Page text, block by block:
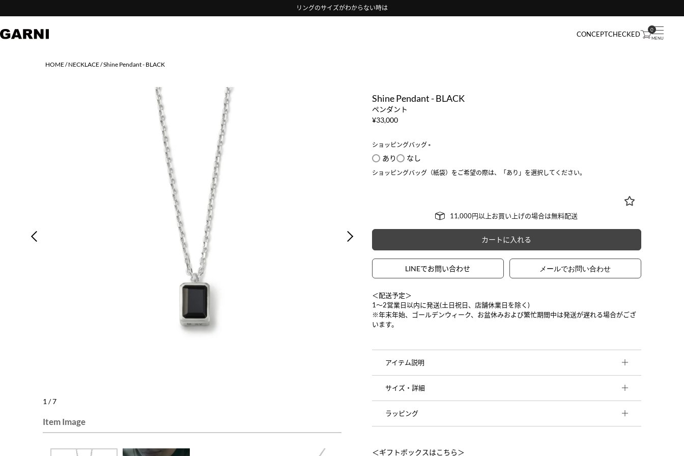
リングのサイズがわからない時は
CONCEPTCHECKED
0
HOME NECKLACE Shine Pendant - BLACK
PREV
NEXT
1 /7
Item Image
Shine Pendant - BLACK
ペンダント
¥33,000
ショッピングバッグ
須
あり なし
ショッピングバッグ（紙袋）をご希望の際は、「あり」を選択してください。
カートに入れる
LINEでお問い合わせ
＜配送予定＞
1〜2営業日以内に発送(土日祝日、店舗休業日を除く)
※年末年始、ゴールデンウィーク、お盆休みおよび繁忙期間中は発送が遅れる場合がござ
います。
アイテム説明
サイズ・詳細
ラッピング
＜ギフトボックスはこちら＞